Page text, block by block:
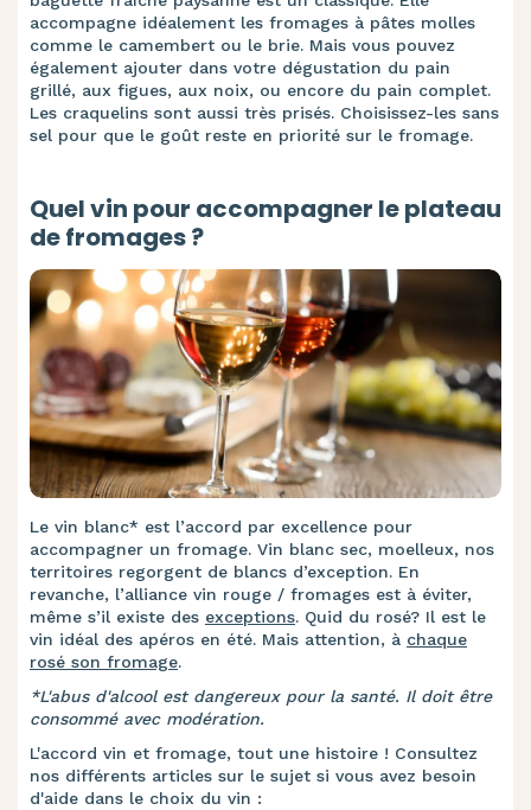
accompagne idéalement les fromages à pâtes molles
comme le camembert ou le brie. Mais vous pouvez
également ajouter dans votre dégustation du pain
grillé, aux figues, aux noix, ou encore du pain complet.
Les craquelins sont aussi très prisés. Choisissez-les sans
sel pour que le goût reste en priorité sur le fromage.
Quel vin pour accompagner le plateau
de fromages ?
Le vin blanc* est l’accord par excellence pour
accompagner un fromage. Vin blanc sec, moelleux, nos
territoires regorgent de blancs d’exception. En
revanche, l’alliance vin rouge / fromages est à éviter,
même s’il existe des exceptions. Quid du rosé? Il est le
vin idéal des apéros en été. Mais attention, à chaque
rosé son fromage.
*L'abus d'alcool est dangereux pour la santé. Il doit être
consommé avec modération.
L'accord vin et fromage, tout une histoire ! Consultez
nos différents articles sur le sujet si vous avez besoin
d'aide dans le choix du vin :